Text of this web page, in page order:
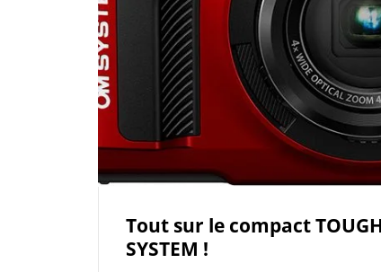
Tout sur le compact
SYSTEM !